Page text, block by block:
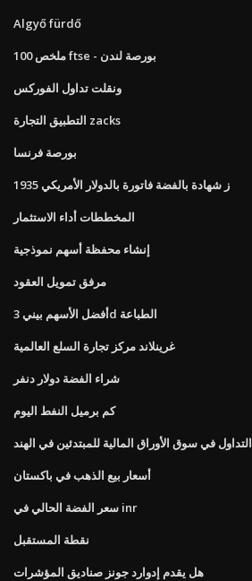
Algyő fürdő
ملخص 100 ftse - بورصة لندن
ونقلت تداول الفوركس
التطبيق التجارة zacks
بورصة فرنسا
1935 ز شهادة بالفضة فاتورة بالدولار الأمريكي
المخططات أداء الاستثمار
إنشاء محفظة أسهم نموذجية
مرفق تمويل العقود
أفضل الأسهم بيني 3d الطباعة
غرينلاند مركز تجارة السلع العالمية
شراء الفضة دولار دنفر
كم برميل النفط اليوم
التداول في سوق الأوراق المالية للمبتدئين في الهند
أسعار بيع الذهب في باكستان
سعر الفضة الحالي في inr
نقطة المستقبل
هل يقدم إدوارد جونز صناديق المؤشرات